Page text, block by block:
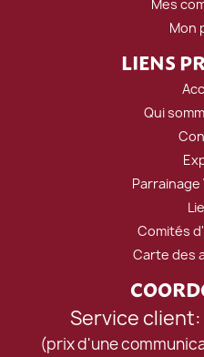
Mes
Mon
LIENS
Qui
Parrainage
Comités
Carte des
Service client:
(prix d'une